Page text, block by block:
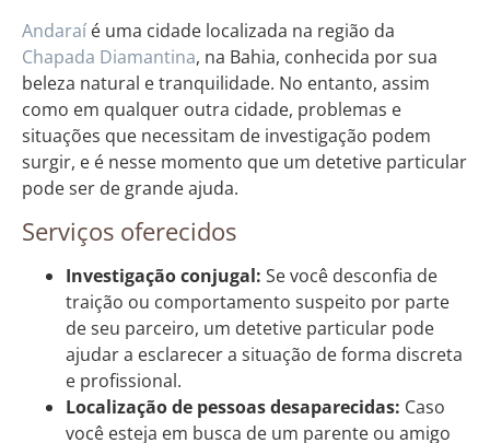
Andaraí é uma cidade localizada na região da
Chapada Diamantina, na Bahia, conhecida por sua
beleza natural e tranquilidade. No entanto, assim
como em qualquer outra cidade, problemas e
situações que necessitam de investigação podem
surgir, e é nesse momento que um detetive particular
pode ser de grande ajuda.
Serviços oferecidos
Investigação conjugal: Se você desconfia de
traição ou comportamento suspeito por parte
de seu parceiro, um detetive particular pode
ajudar a esclarecer a situação de forma discreta
e profissional.
Localização de pessoas desaparecidas: Caso
você esteja em busca de um parente ou amigo